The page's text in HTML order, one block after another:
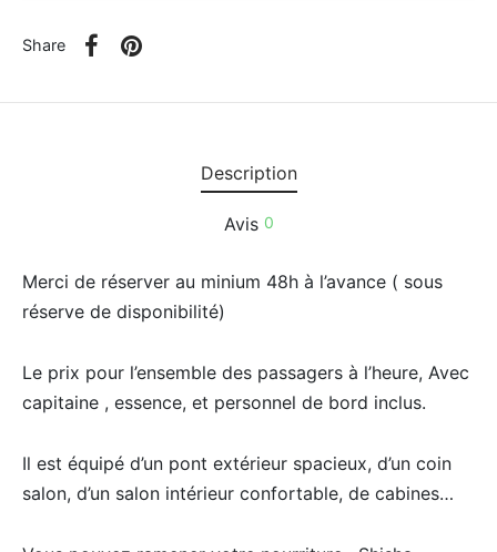
Share
Description
Avis 0
Merci de réserver au minium 48h à l’avance ( sous
réserve de disponibilité)
Le prix pour l’ensemble des passagers à l’heure, Avec
capitaine , essence, et personnel de bord inclus.
Il est équipé d’un pont extérieur spacieux, d’un coin
salon, d’un salon intérieur confortable, de cabines…